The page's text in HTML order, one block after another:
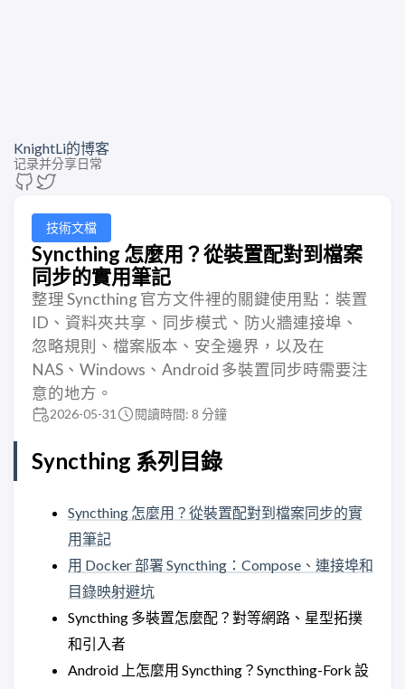
KnightLi的博客
记录并分享日常
技術文檔
Syncthing 怎麼用？從裝置配對到檔案
同步的實用筆記
整理 Syncthing 官方文件裡的關鍵使用點：裝置
ID、資料夾共享、同步模式、防火牆連接埠、
忽略規則、檔案版本、安全邊界，以及在
NAS、Windows、Android 多裝置同步時需要注
意的地方。
2026-05-31 閱讀時間: 8 分鐘
Syncthing 系列目錄
Syncthing 怎麼用？從裝置配對到檔案同步的實
用筆記
用 Docker 部署 Syncthing：Compose、連接埠和
目錄映射避坑
Syncthing 多裝置怎麼配？對等網路、星型拓撲
和引入者
Android 上怎麼用 Syncthing？Syncthing-Fork 設